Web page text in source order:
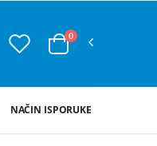
0
NAČIN ISPORUKE